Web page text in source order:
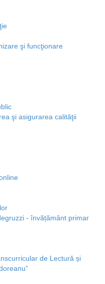
şi funcţionare
şi asigurarea calităţii
- învățământ primar
de Lectură și